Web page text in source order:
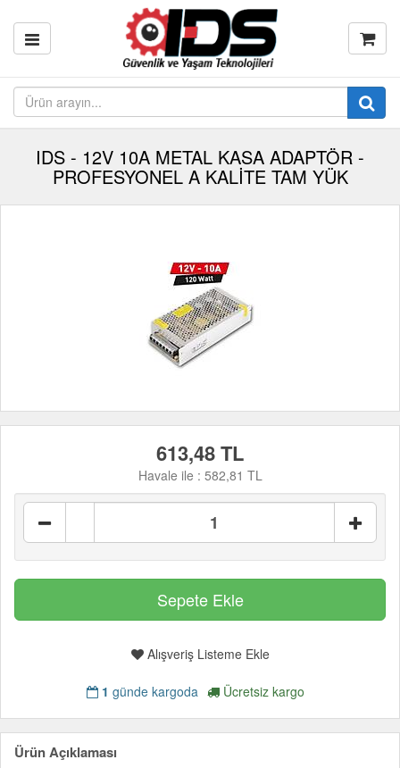
IDS - 12V 10A METAL KASA ADAPTÖR -
PROFESYONEL A KALİTE TAM YÜK
613,48 TL
Havale ile : 582,81 TL
Alışveriş Listeme Ekle
1 günde kargoda Ücretsiz kargo
Ürün Açıklaması